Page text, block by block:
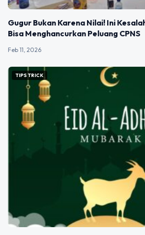
Gugur Bukan Karena Nilai! Ini
Bisa Menghancurkan Peluang CPNS
Feb 11, 2026
TIPS TRICK